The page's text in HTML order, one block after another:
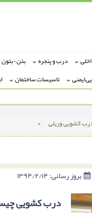
درب و پنجره بتن-بتون
تاسیسات ساختمان
کشویی وریلی >
بروز رسانی:
درب کشویی